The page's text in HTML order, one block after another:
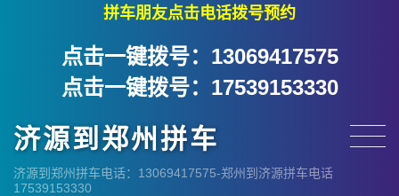
拼车朋友点击电话拨号预约
点击一键拨号：13069417575
点击一键拨号：17539153330
济源到郑州拼车
济源到郑州拼车电话：13069417575-郑州到济源拼车电话
17539153330